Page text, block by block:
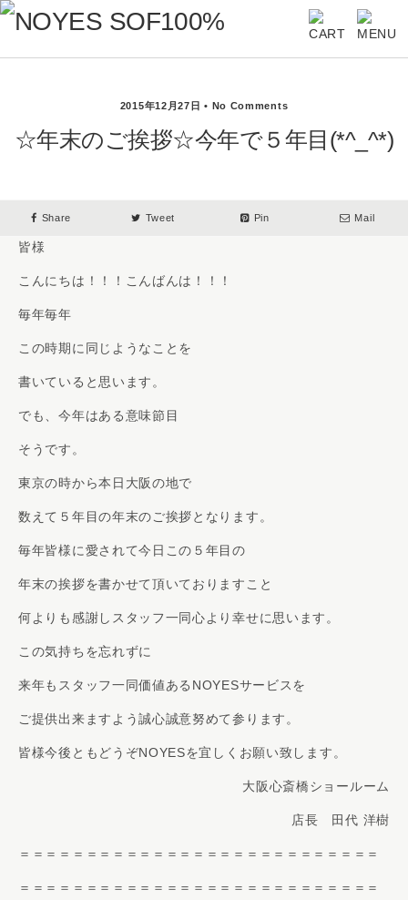
2015年12月27日 • No Comments
☆年末のご挨拶☆今年で５年目(*^_^*)
Share Tweet Pin Mail
皆様
こんにちは！！！こんばんは！！！
毎年毎年
この時期に同じようなことを
書いていると思います。
でも、今年はある意味節目
そうです。
東京の時から本日大阪の地で
数えて５年目の年末のご挨拶となります。
毎年皆様に愛されて今日この５年目の
年末の挨拶を書かせて頂いておりますこと
何よりも感謝しスタッフ一同心より幸せに思います。
この気持ちを忘れずに
来年もスタッフ一同価値あるNOYESサービスを
ご提供出来ますよう誠心誠意努めて参ります。
皆様今後ともどうぞNOYESを宜しくお願い致します。
大阪心斎橋ショールーム
店長 田代 洋樹
＝＝＝＝＝＝＝＝＝＝＝＝＝＝＝＝＝＝＝＝＝＝＝＝＝＝＝
＝＝＝＝＝＝＝＝＝＝＝＝＝＝＝＝＝＝＝＝＝＝＝＝＝＝＝